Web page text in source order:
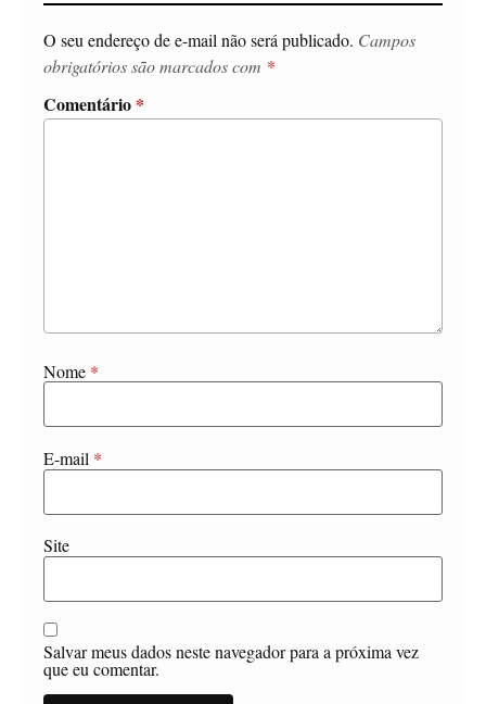
O seu endereço de e-mail não será publicado. Campos
obrigatórios são marcados com *
Comentário *
Nome *
E-mail *
Site
Salvar meus dados neste navegador para a próxima vez
que eu comentar.